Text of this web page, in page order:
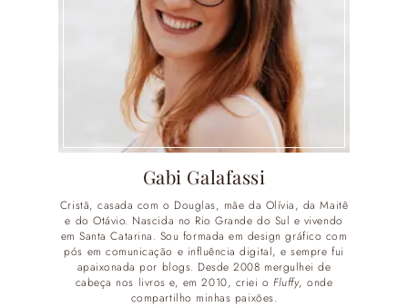
Gabi Galafassi
Cristã, casada com o Douglas, mãe da Olívia, da Maitê
e do Otávio. Nascida no Rio Grande do Sul e vivendo
em Santa Catarina. Sou formada em design gráfico com
pós em comunicação e influência digital, e sempre fui
apaixonada por blogs. Desde 2008 mergulhei de
cabeça nos livros e, em 2010, criei o Fluffy, onde
compartilho minhas paixões.